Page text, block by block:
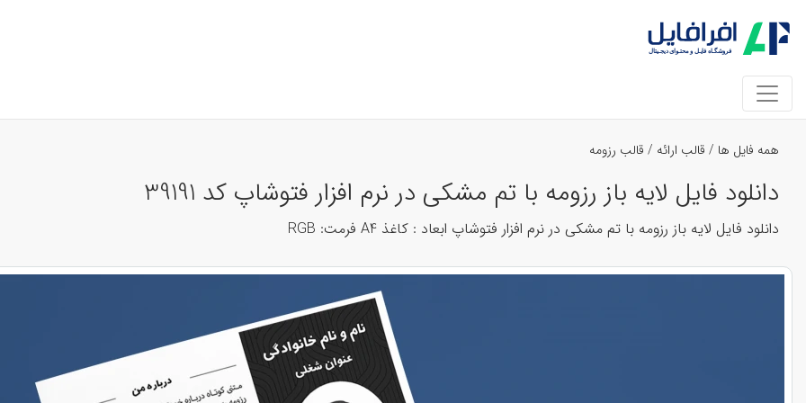
همه فایل ها / قالب ارائه / قالب رزومه
دانلود فایل لایه باز رزومه با تم مشکی در نرم افزار فتوشاپ کد 39191
دانلود فایل لایه باز رزومه با تم مشکی در نرم افزار فتوشاپ ابعاد : کاغذ A4 فرمت: RGB